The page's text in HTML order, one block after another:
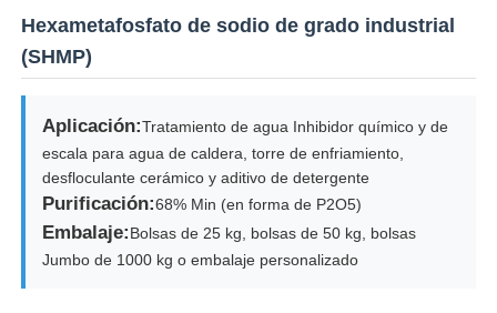
Hexametafosfato de sodio de grado industrial
(SHMP)
Aplicación:Tratamiento de agua Inhibidor químico y de
escala para agua de caldera, torre de enfriamiento,
desfloculante cerámico y aditivo de detergente
Purificación:68% Min (en forma de P2O5)
Embalaje:Bolsas de 25 kg, bolsas de 50 kg, bolsas
Jumbo de 1000 kg o embalaje personalizado